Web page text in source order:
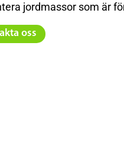
jordmassor som är
oss